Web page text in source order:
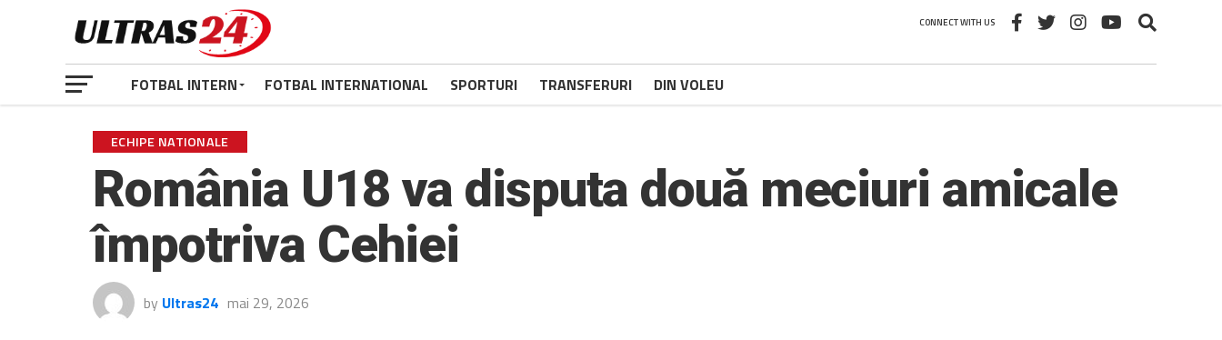
CONNECT WITH US
FOTBAL INTERN FOTBAL INTERNATIONAL SPORTURI TRANSFERURI DIN VOLEU
ECHIPE NATIONALE
România U18 va disputa două meciuri amicale
împotriva Cehiei
by Ultras24 mai 29, 2026